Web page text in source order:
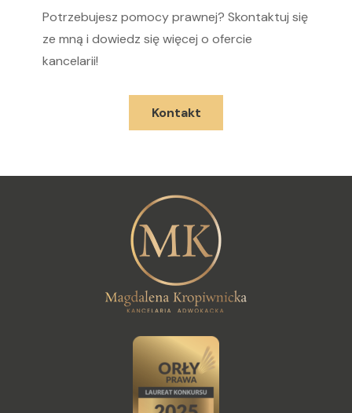
Potrzebujesz pomocy prawnej? Skontaktuj się
ze mną i dowiedz się więcej o ofercie
kancelarii!
Kontakt